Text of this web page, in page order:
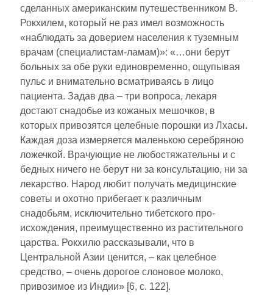
сделанных американским путешественником В.
Рокхилем, который не раз имел возможность
«наблю­дать за доверием населения к туземным
врачам (специалис­там-ламам)»: «…они берут
больных за обе руки единовременно, ощупывая
пульс и внимательно всматриваясь в лицо
пациента. Задав два ‒ три вопроса, лекаря
достают сна­добье из кожаных мешочков, в
которых привозятся це­лебные порошки из Лхасы.
Каждая доза измеряется маленькою серебряною
ложечкой. Врачующие не любостяжательны и с
бед­ных ничего не берут ни за консультацию, ни за
лекарство. Народ любит получать медицинские
советы и охотно прибе­гает к различным
снадобьям, исключительно тибетского про­
исхождения, преимущественно из растительного
царства. Рокхилю рассказывали, что в
Центральной Азии ценится, ‒ как целебное
средство, ‒ очень дорогое слоновое молоко,
привозимое из Индии» [6, с. 122].